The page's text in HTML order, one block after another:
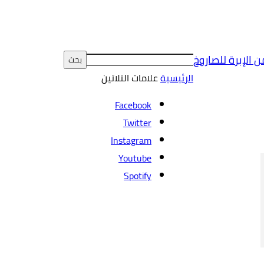
الإبرة للصاروخ
الرئيسيةعلاماتالتلاتين
Facebook
Twitter
Instagram
Youtube
Spotify